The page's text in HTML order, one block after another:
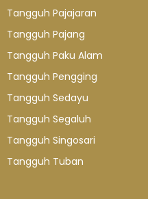
Tangguh Pajajaran
Tangguh Pajang
Tangguh Paku Alam
Tangguh Pengging
Tangguh Sedayu
Tangguh Segaluh
Tangguh Singosari
Tangguh Tuban